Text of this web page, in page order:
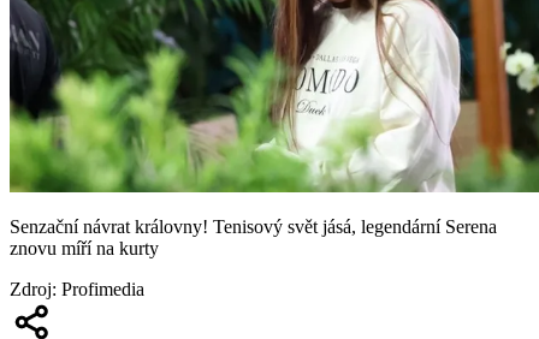
Senzační návrat královny! Tenisový svět jásá, legendární Serena
znovu míří na kurty
Zdroj: Profimedia